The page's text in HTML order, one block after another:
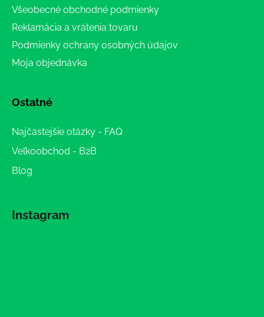
Všeobecné obchodné podmienky
Reklamácia a vrátenia tovaru
Podmienky ochrany osobných údajov
Moja objednávka
Ostatné
Najčastejšie otázky - FAQ
Veľkoobchod - B2B
Blog
Instagram